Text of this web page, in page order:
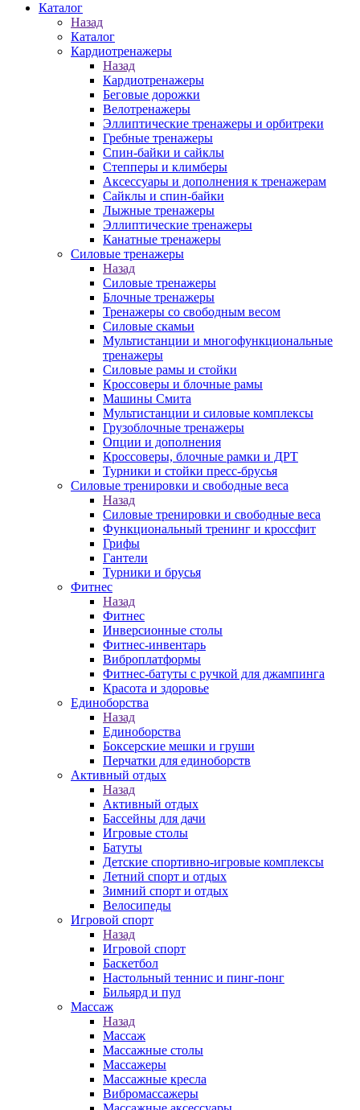
Каталог
Назад
Каталог
Кардиотренажеры
Назад
Кардиотренажеры
Беговые дорожки
Велотренажеры
Эллиптические тренажеры и орбитреки
Гребные тренажеры
Спин-байки и сайклы
Степперы и климберы
Аксессуары и дополнения к тренажерам
Сайклы и спин-байки
Лыжные тренажеры
Эллиптические тренажеры
Канатные тренажеры
Силовые тренажеры
Назад
Силовые тренажеры
Блочные тренажеры
Тренажеры со свободным весом
Силовые скамьи
Мультистанции и многофункциональные
тренажеры
Силовые рамы и стойки
Кроссоверы и блочные рамы
Машины Смита
Мультистанции и силовые комплексы
Грузоблочные тренажеры
Опции и дополнения
Кроссоверы, блочные рамки и ДРТ
Турники и стойки пресс-брусья
Силовые тренировки и свободные веса
Назад
Силовые тренировки и свободные веса
Функциональный тренинг и кроссфит
Грифы
Гантели
Турники и брусья
Фитнес
Назад
Фитнес
Инверсионные столы
Фитнес-инвентарь
Виброплатформы
Фитнес-батуты с ручкой для джампинга
Красота и здоровье
Единоборства
Назад
Единоборства
Боксерские мешки и груши
Перчатки для единоборств
Активный отдых
Назад
Активный отдых
Бассейны для дачи
Игровые столы
Батуты
Детские спортивно-игровые комплексы
Летний спорт и отдых
Зимний спорт и отдых
Велосипеды
Игровой спорт
Назад
Игровой спорт
Баскетбол
Настольный теннис и пинг-понг
Бильярд и пул
Массаж
Назад
Массаж
Массажные столы
Массажеры
Массажные кресла
Вибромассажеры